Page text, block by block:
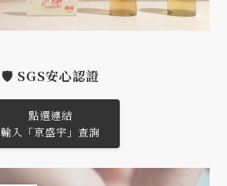
🛡️ SGS安心認證
點選連結
輸入「京盛宇」查詢